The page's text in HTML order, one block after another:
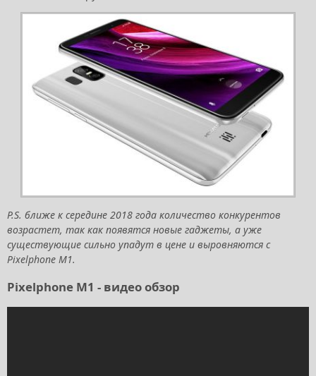
P.S. ближе к середине 2018 года количество конкурентов
возрастет, так как появятся новые гаджеты, а уже
существующие сильно упадут в цене и выровняются с
Pixelphone M1.
Pixelphone M1 - видео обзор